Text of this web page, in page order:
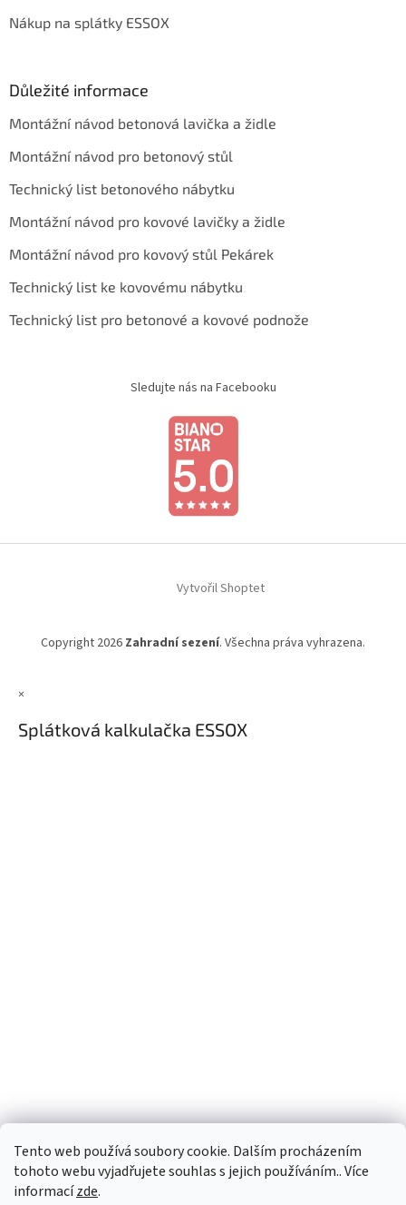
Tento web používá soubory cookie. Dalším procházením
tohoto webu vyjadřujete souhlas s jejich používáním.. Více
informacízde.
Nákup na splátky ESSOX
Důležité informace
Montážní návod betonová lavička a židle
Montážní návod pro betonový stůl
Technický list betonového nábytku
Montážní návod pro kovové lavičky a židle
Montážní návod pro kovový stůl Pekárek
Technický list ke kovovému nábytku
Technický list pro betonové a kovové podnože
Sledujte nás na Facebooku
Vytvořil Shoptet
Copyright 2026 Zahradní sezení. Všechna práva vyhrazena.
×
Splátková kalkulačka ESSOX